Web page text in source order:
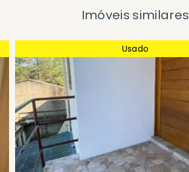
Imóveis similares
Usado